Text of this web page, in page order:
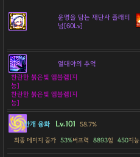
운명을 담는 재단사 플래티
넘[60Lv]
열대야의 추억
찬란한 붉은빛 엠블렘[지
능]
찬란한 붉은빛 엠블렘[지
능]
안개 융화 Lv.101 58.7%
최종 데미지 증가 53%버프력 8893힘 450지능